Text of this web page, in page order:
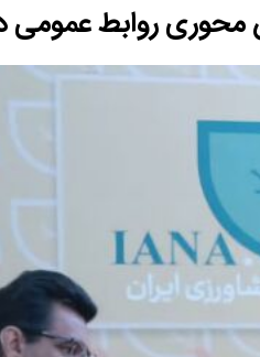
روابط عمومی